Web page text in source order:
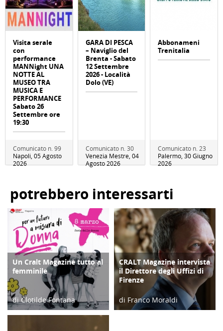
Visita serale
con
performance
MANNight UNA
NOTTE AL
MUSEO TRA
MUSICA E
PERFORMANCE
Sabato 26
Settembre ore
19:30
Comunicato n. 99
Napoli, 05 Agosto
2026
GARA DI PESCA
– Naviglio del
Brenta - Sabato
12 Settembre
2026 - Località
Dolo (VE)
Comunicato n. 30
Venezia Mestre, 04
Agosto 2026
Abbonameni
Trenitalia
Comunicato n. 23
Palermo, 30 Giugno
2026
potrebbero interessarti
COPERTINA
Un Cralt Magazine tutto al
femminile
di Clotilde Fontana
28/02/23
COPERTINA
CRALT Magazine intervista
il Direttore degli Uffizi di
Firenze
di Franco Moraldi